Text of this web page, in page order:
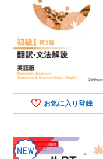
お気に入り登録